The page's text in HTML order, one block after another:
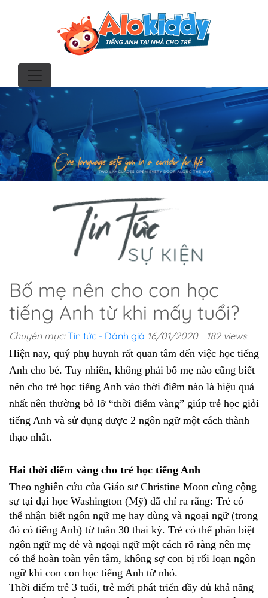
Bố mẹ nên cho con học
tiếng Anh từ khi mấy tuổi?
Chuyên mục:Tin tức - Đánh giá 16/01/2020
182 views
Hiện nay, quý phụ huynh rất quan tâm đến việc học tiếng
Anh cho bé. Tuy nhiên, không phải bố mẹ nào cũng biết
nên cho trẻ học tiếng Anh vào thời điểm nào là hiệu quả
nhất nên thường bỏ lỡ “thời điểm vàng” giúp trẻ học giỏi
tiếng Anh và sử dụng được 2 ngôn ngữ một cách thành
thạo nhất.
Hai thời điểm vàng cho trẻ học tiếng Anh
Theo nghiên cứu của Giáo sư Christine Moon cùng cộng
sự tại đại học Washington (Mỹ) đã chỉ ra rằng: Trẻ có
thể nhận biết ngôn ngữ mẹ hay dùng và ngoại ngữ (trong
đó có tiếng Anh) từ tuần 30 thai kỳ. Trẻ có thể phân biệt
ngôn ngữ mẹ đẻ và ngoại ngữ một cách rõ ràng nên mẹ
có thể hoàn toàn yên tâm, không sợ con bị rối loạn ngôn
ngữ khi con con học tiếng Anh từ nhỏ.
Thời điểm trẻ 3 tuổi, trẻ mới phát triển đầy đủ khả năng